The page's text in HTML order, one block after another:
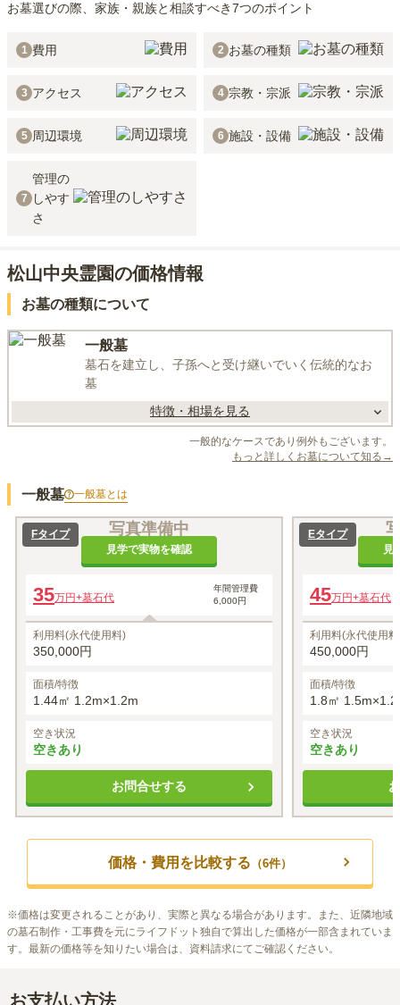
お墓選びの際、家族・親族と相談すべき7つのポイント
1 費用 2 お墓の種類
3 アクセス 4 宗教・宗派
5 周辺環境 6 施設・設備
7
管理の
しやす
さ
松山中央霊園の価格情報
お墓の種類について
一般墓
墓石を建立し、子孫へと受け継いでいく伝統的なお
墓
特徴・相場を見る
一般的なケースであり例外もございます。
もっと詳しくお墓について知る→
一般墓 一般墓とは
写真準備中
見学で実物を確認
Fタイプ
35万円+墓石代
年間管理費
6,000円
利用料(永代使用料)
350,000円
面積/特徴
1.44㎡ 1.2m×1.2m
空き状況
空きあり
お問合せする
見
Eタイプ
45万円+墓石代
利用料(永代使用
450,000円
面積/特徴
1.8㎡
空き状況
空きあり
価格・費用を比較する （6件）
※価格は変更されることがあり、実際と異なる場合があります。また、近隣地域
の墓石制作・工事費を元にライフドット独自で算出した価格が一部含まれていま
す。最新の価格等を知りたい場合は、資料請求にてご確認ください。
お支払い方法